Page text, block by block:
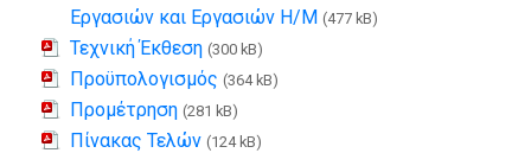
Εργασιών και Εργασιών Η/Μ (477 kB)
Τεχνική Έκθεση (300 kB)
Προϋπολογισμός (364 kB)
Προμέτρηση (281 kB)
Πίνακας Τελών (124 kB)